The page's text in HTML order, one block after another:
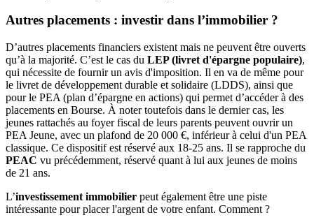
Autres placements : investir dans l’immobilier ?
D’autres placements financiers existent mais ne peuvent être ouverts
qu’à la majorité. C’est le cas du LEP (livret d'épargne populaire),
qui nécessite de fournir un avis d'imposition. Il en va de même pour
le livret de développement durable et solidaire (LDDS), ainsi que
pour le PEA (plan d’épargne en actions) qui permet d’accéder à des
placements en Bourse. À noter toutefois dans le dernier cas, les
jeunes rattachés au foyer fiscal de leurs parents peuvent ouvrir un
PEA Jeune, avec un plafond de 20 000 €, inférieur à celui d'un PEA
classique. Ce dispositif est réservé aux 18-25 ans. Il se rapproche du
PEAC vu précédemment, réservé quant à lui aux jeunes de moins
de 21 ans.
L’investissement immobilier peut également être une piste
intéressante pour placer l'argent de votre enfant. Comment ?